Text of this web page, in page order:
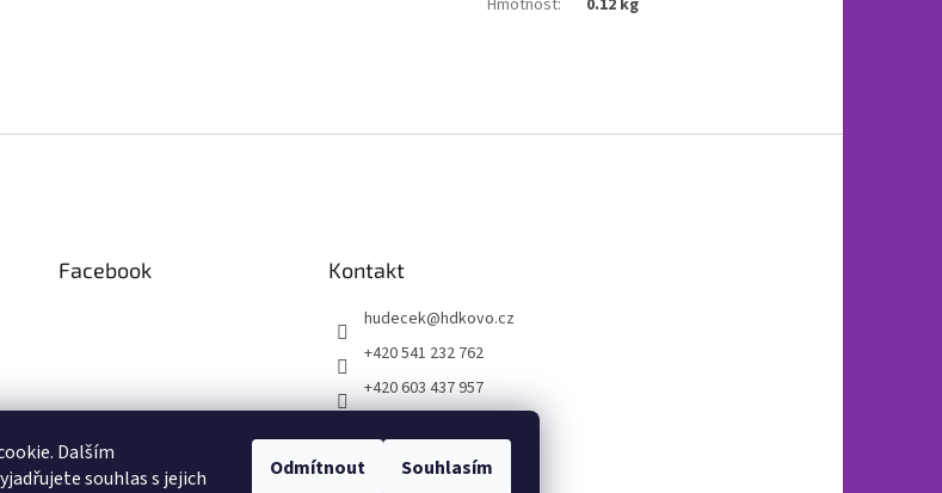
Dalším
souhlas s jejich
Odmítnout Souhlasím
Hmotnost: 0.12 kg
Facebook Kontakt
hudecek@hdkovo.cz
+420 541 232 762
+420 603 437 957
facebook H+D kovo s.r.o.